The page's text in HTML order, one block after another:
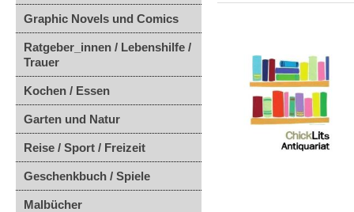
Graphic Novels und Comics
Ratgeber_innen / Lebenshilfe /
Trauer
Kochen / Essen
Garten und Natur
Reise / Sport / Freizeit
Geschenkbuch / Spiele
Malbücher